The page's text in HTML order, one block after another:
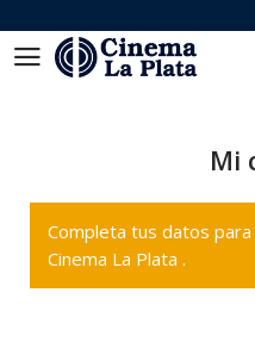
Mi
Completa tus datos
Cinema La Plata .